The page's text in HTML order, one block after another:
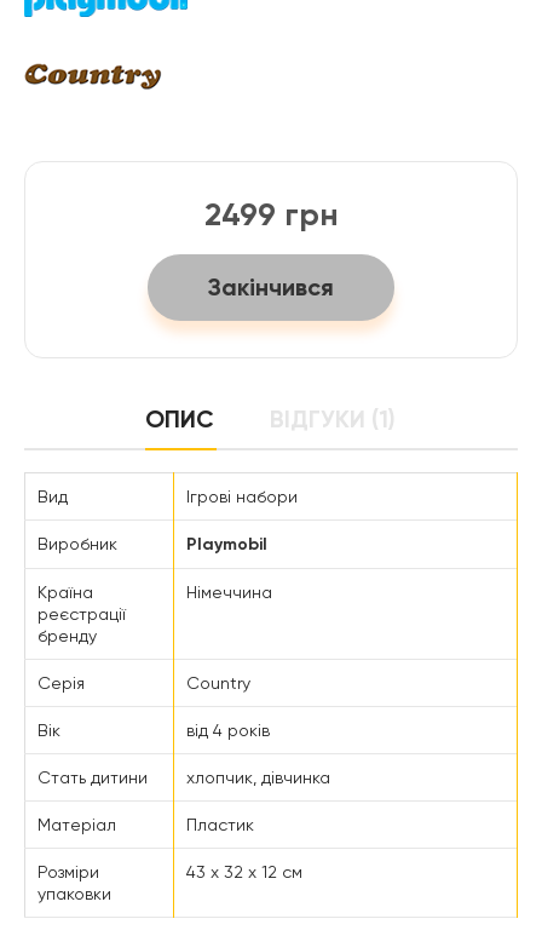
2499 грн
Закінчився
ОПИС ВІДГУКИ (1)
Вид Ігрові набори
Виробник Playmobil
Країна
реєстрації
бренду
Німеччина
Серія Country
Вік від 4 років
Стать дитини хлопчик, дівчинка
Матеріал Пластик
Розміри
упаковки
43 x 32 x 12 см